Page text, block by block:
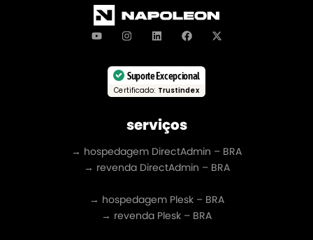
Suporte Excepcional
Certificado: Trustindex
serviços
→ hospedagem DirectAdmin – BRA
→ revenda DirectAdmin – BRA
→ hospedagem Plesk – BRA
→ revenda Plesk – BRA